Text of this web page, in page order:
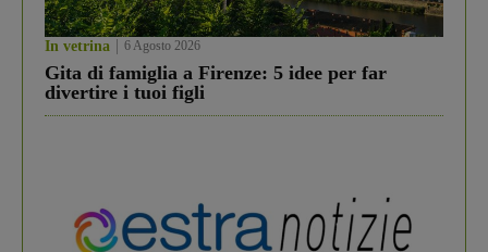
In vetrina 6 Agosto 2026
Gita di famiglia a Firenze: 5 idee per far
divertire i tuoi figli